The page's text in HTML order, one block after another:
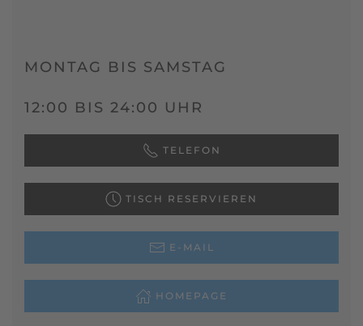
MONTAG BIS SAMSTAG
12:00 BIS 24:00 UHR
TELEFON
TISCH RESERVIEREN
E-MAIL
HOMEPAGE